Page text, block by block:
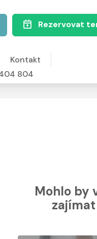
Rezervovat
Kontakt
804
Mohlo by
zajímat